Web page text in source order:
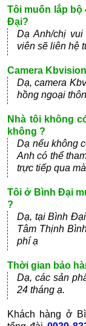
Tôi muốn lắp
Đại?
Dạ Anh/chị
viên sẽ liên hệ
Camera
Dạ, camera
hồng ngoại
Nhà tôi không
không ?
Dạ nếu không
Anh có thể
trực tiếp qua
Tôi ở Bình Đại
?
Dạ, tại Bình
Tâm Thịnh
phí ạ
Thời gian bảo
Dạ, các sản
24 tháng ạ.
Khách hàng ở